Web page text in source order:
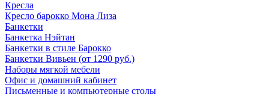
Кресла
Кресло барокко Мона Лиза
Банкетки
Банкетка Нэйтан
Банкетки в стиле Барокко
Банкетки Вивьен (от 1290 руб.)
Наборы мягкой мебели
Офис и домашний кабинет
Письменные и компьютерные столы